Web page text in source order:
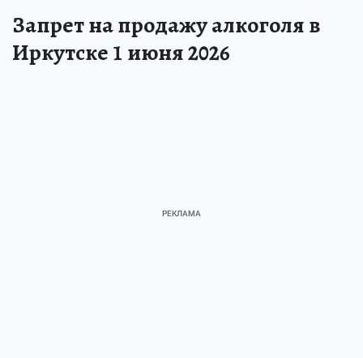
Запрет на продажу алкоголя в
Иркутске 1 июня 2026